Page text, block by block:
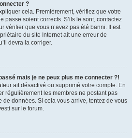
?
cela. Premièrement, vérifiez que votre
passe soient corrects. S’ils le sont, contactez
vérifier que vous n’avez pas été banni. Il est
du site Internet ait une erreur de
devra la corriger.
mais je ne peux plus me connecter ?!
ait désactivé ou supprimé votre compte. En
régulièrement les membres ne postant pas
données. Si cela vous arrive, tentez de vous
sur le forum.